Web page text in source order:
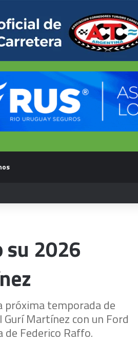
2026
próxima temporada de
Martínez con un Ford
Federico Raffo.